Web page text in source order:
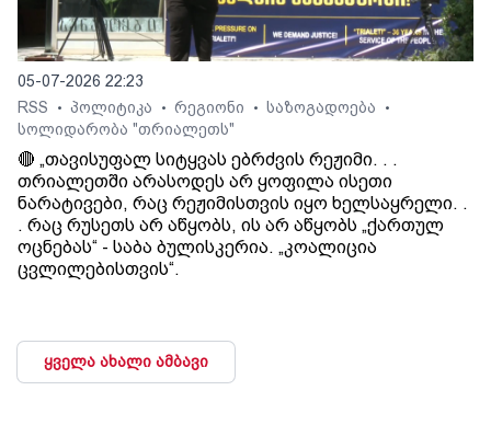
05-07-2026 22:23
RSS
• პოლიტიკა • რეგიონი • საზოგადოება •
სოლიდარობა "თრიალეთს"
🔴 „თავისუფალ სიტყვას ებრძვის რეჟიმი. . .
თრიალეთში არასოდეს არ ყოფილა ისეთი
ნარატივები, რაც რეჟიმისთვის იყო ხელსაყრელი. .
. რაც რუსეთს არ აწყობს, ის არ აწყობს „ქართულ
ოცნებას“ - საბა ბულისკერია. „კოალიცია
ცვლილებისთვის“.
ყველა ახალი ამბავი